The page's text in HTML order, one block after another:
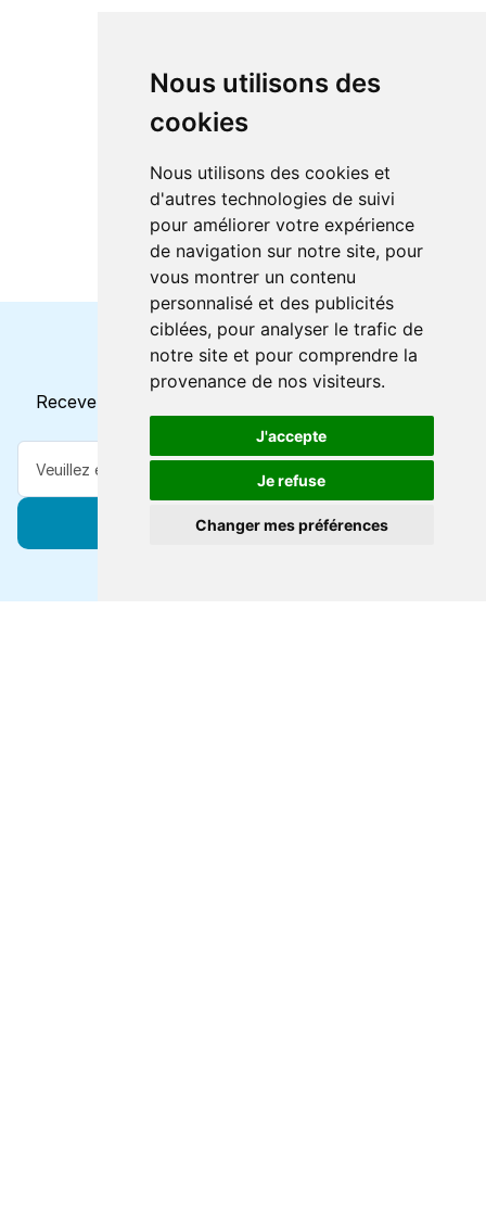
Nous utilisons des
cookies
Nous utilisons des cookies et
d'autres technologies de suivi
pour améliorer votre expérience
de navigation sur notre site, pour
vous montrer un contenu
personnalisé et des publicités
ciblées, pour analyser le trafic de
notre site et pour comprendre la
provenance de nos visiteurs.
J'accepte
Je refuse
Changer mes préférences
Horaires et offres actuels
Recevez toutes les mises à jour dans votre e-mail
S'abonner